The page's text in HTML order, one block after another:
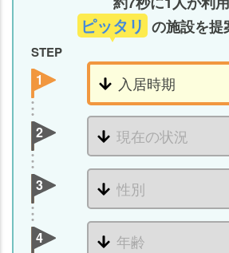
ピッタリ の施設を提
STEP
1
2
3
4